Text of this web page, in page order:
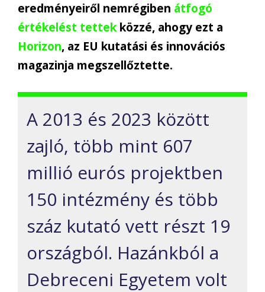
eredményeiről nemrégiben átfogó
értékelést tettek közzé, ahogy ezt a
Horizon, az EU kutatási és innovációs
magazinja megszellőztette.
A 2013 és 2023 között
zajló, több mint 607
millió eurós projektben
150 intézmény és több
száz kutató vett részt 19
országból. Hazánkból a
Debreceni Egyetem volt